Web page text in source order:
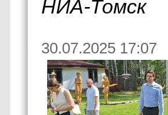
НИА-Томск
30.07.2025 17:07